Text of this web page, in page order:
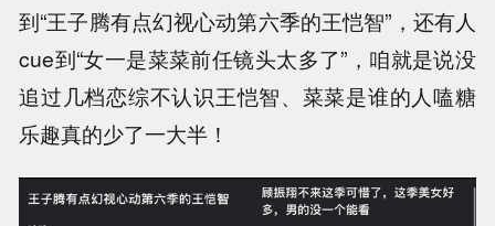
到“王子腾有点幻视心动第六季的王恺智”，还有人
cue到“女一是菜菜前任镜头太多了”，咱就是说没
追过几档恋综不认识王恺智、菜菜是谁的人嗑糖
乐趣真的少了一大半！